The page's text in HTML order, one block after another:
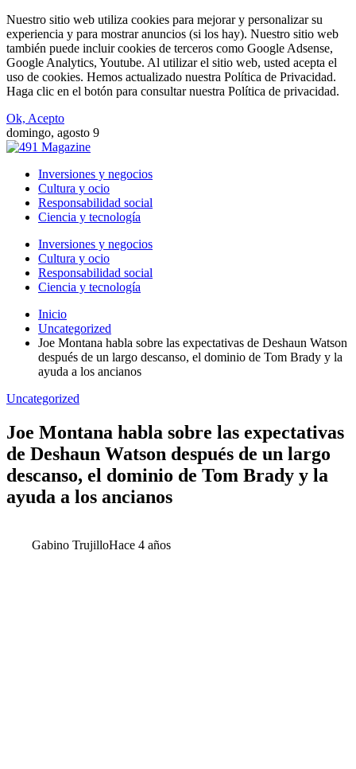
Nuestro sitio web utiliza cookies para mejorar y personalizar su
experiencia y para mostrar anuncios (si los hay). Nuestro sitio web
también puede incluir cookies de terceros como Google Adsense,
Google Analytics, Youtube. Al utilizar el sitio web, usted acepta el
uso de cookies. Hemos actualizado nuestra Política de Privacidad.
Haga clic en el botón para consultar nuestra Política de privacidad.
Ok, Acepto
domingo, agosto 9
Inversiones y negocios
Cultura y ocio
Responsabilidad social
Ciencia y tecnología
Inversiones y negocios
Cultura y ocio
Responsabilidad social
Ciencia y tecnología
Inicio
Uncategorized
Joe Montana habla sobre las expectativas de Deshaun Watson
después de un largo descanso, el dominio de Tom Brady y la
ayuda a los ancianos
Uncategorized
Joe Montana habla sobre las expectativas
de Deshaun Watson después de un largo
descanso, el dominio de Tom Brady y la
ayuda a los ancianos
Gabino TrujilloHace 4 años